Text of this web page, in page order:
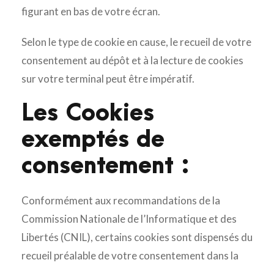
figurant en bas de votre écran.
Selon le type de cookie en cause, le recueil de votre
consentement au dépôt et à la lecture de cookies
sur votre terminal peut être impératif.
Les Cookies
exemptés de
consentement :
Conformément aux recommandations de la
Commission Nationale de l’Informatique et des
Libertés (CNIL), certains cookies sont dispensés du
recueil préalable de votre consentement dans la